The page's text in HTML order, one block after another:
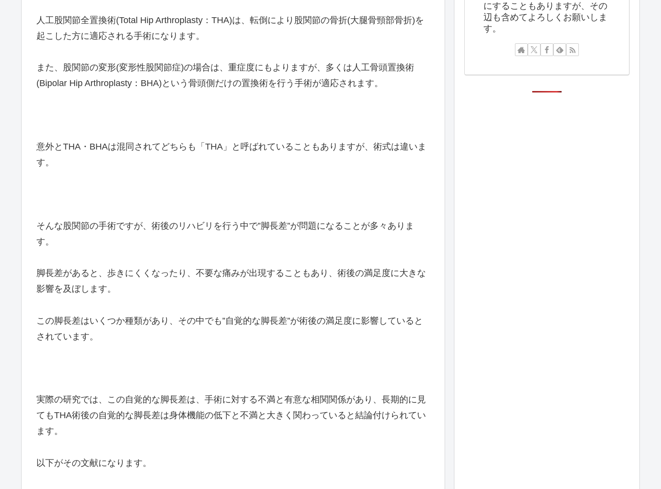
人工股関節全置換術(Total Hip Arthroplasty：THA)は、転倒により股関節の骨折(大腿骨頸部骨折)を
起こした方に適応される手術になります。
また、股関節の変形(変形性股関節症)の場合は、重症度にもよりますが、多くは人工骨頭置換術
(Bipolar Hip Arthroplasty：BHA)という骨頭側だけの置換術を行う手術が適応されます。
意外とTHA・BHAは混同されてどちらも「THA」と呼ばれていることもありますが、術式は違いま
す。
そんな股関節の手術ですが、術後のリハビリを行う中で”脚長差”が問題になることが多々ありま
す。
脚長差があると、歩きにくくなったり、不要な痛みが出現することもあり、術後の満足度に大きな
影響を及ぼします。
この脚長差はいくつか種類があり、その中でも”自覚的な脚長差”が術後の満足度に影響していると
されています。
実際の研究では、この自覚的な脚長差は、手術に対する不満と有意な相関関係があり、長期的に見
てもTHA術後の自覚的な脚長差は身体機能の低下と不満と大きく関わっていると結論付けられてい
ます。
以下がその文献になります。
にすることもありますが、その
辺も含めてよろしくお願いしま
す。